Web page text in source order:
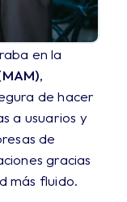
en la
,
de hacer
a usuarios y
de
gracias
más fluido.